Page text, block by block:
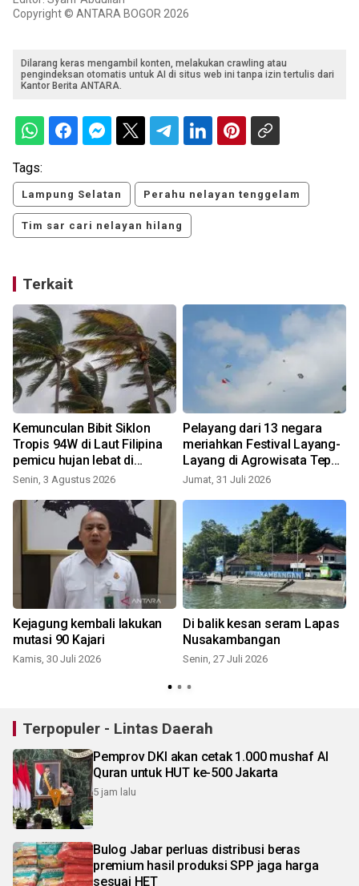
Copyright © ANTARA BOGOR 2026
Dilarang keras mengambil konten, melakukan crawling atau
pengindeksan otomatis untuk AI di situs web ini tanpa izin tertulis dari
Kantor Berita ANTARA.
Tags:
Lampung Selatan Perahu nelayan tenggelam
Tim sar cari nelayan hilang
Terkait
Kemunculan Bibit Siklon
Tropis 94W di Laut Filipina
pemicu hujan lebat di
wilayah Sumatera
Senin, 3 Agustus 2026
Pelayang dari 13 negara
meriahkan Festival Layang-
Layang di Agrowisata Tepas
Papandayan Garut
Jumat, 31 Juli 2026
Kejagung kembali lakukan
mutasi 90 Kajari
Kamis, 30 Juli 2026
Di balik kesan seram Lapas
Nusakambangan
Senin, 27 Juli 2026
Terpopuler - Lintas Daerah
Pemprov DKI akan cetak 1.000 mushaf Al
Quran untuk HUT ke-500 Jakarta
5 jam lalu
Bulog Jabar perluas distribusi beras
premium hasil produksi SPP jaga harga
sesuai HET